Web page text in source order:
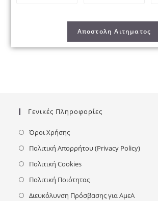
Γενικές Πληροφορίες
Όροι Χρήσης
Πολιτική Απορρήτου (Privacy Policy)
Πολιτική Cookies
Πολιτική Ποιότητας
Διευκόλυνση Πρόσβασης για ΑμεΑ